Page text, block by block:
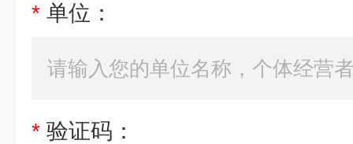
* 单位：
* 验证码：